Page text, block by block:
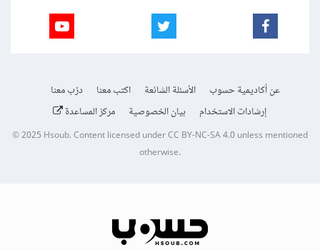
عن أكاديمية حسوب الأسئلة الشائعة اكتب معنا
درّب معنا
إرشادات الاستخدام
بيان الخصوصية مركز المساعدة
© 2025Hsoub.Content licensed underCC BY-NC-SA 4.0unless mentioned
otherwise.